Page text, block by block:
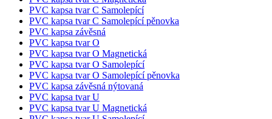
PVC kapsa tvar C Samolepící
PVC kapsa tvar C Samolepící pěnovka
PVC kapsa závěsná
PVC kapsa tvar O
PVC kapsa tvar O Magnetická
PVC kapsa tvar O Samolepící
PVC kapsa tvar O Samolepící pěnovka
PVC kapsa závěsná nýtovaná
PVC kapsa tvar U
PVC kapsa tvar U Magnetická